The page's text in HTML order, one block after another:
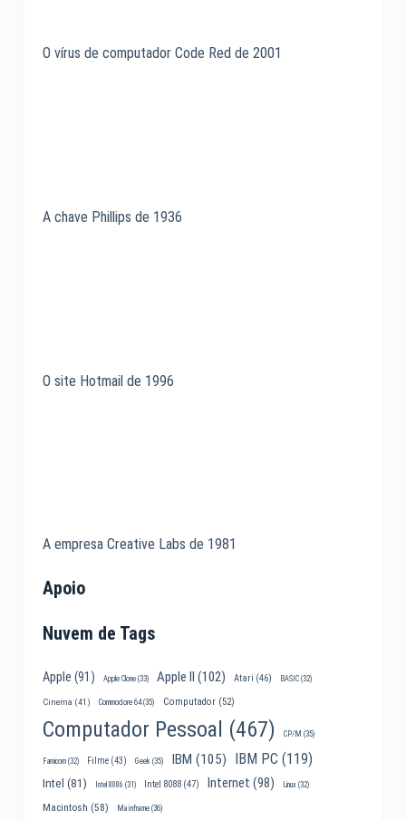
O vírus de computador Code Red de 2001
A chave Phillips de 1936
O site Hotmail de 1996
A empresa Creative Labs de 1981
Apoio
Nuvem de Tags
Apple (91) Apple Clone(33) Apple II (102) Atari (46) BASIC(32)
Cinema (41) Commodore 64(35) Computador(52)
Computador Pessoal (467) CP/M (35)
Famicom(32) Filme(43) Geek(35) IBM (105) IBM PC (119)
Intel (81) Intel 8086 (31) Intel 8088(47) Internet (98) Linux(32)
Macintosh (58) Mainframe(36)